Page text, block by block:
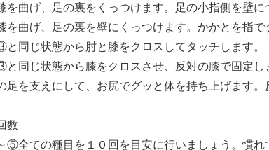
を曲げ、足の裏をくっつけます。足の小指側を壁に
を曲げ、足の裏を壁にくっつけます。かかとを指で
同じ状態から肘と膝をクロスしてタッチします。
同じ状態から膝をクロスさせ、反対の膝で固定し
足を支えにして、お尻でグッと体を持ち上げます。
数
⑤全ての種目を１０回を目安に行いましょう。慣れ